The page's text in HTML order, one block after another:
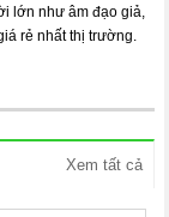
lớn như âm đạo giả,
rẻ nhất thị trường.
Xem tất cả